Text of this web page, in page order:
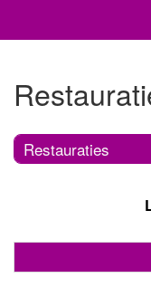
Restauraties